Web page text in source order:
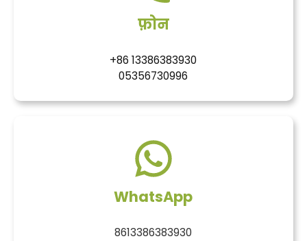
फ़ोन
+86 13386383930
05356730996
WhatsApp
8613386383930